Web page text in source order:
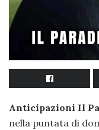
Anticipazioni Il
nella puntata di